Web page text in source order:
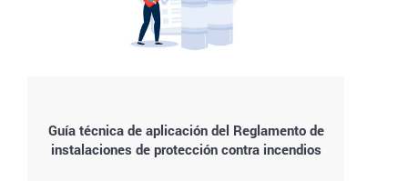
Guía técnica de aplicación del Reglamento de
instalaciones de protección contra incendios